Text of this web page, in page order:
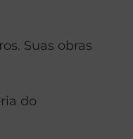
Suas obras
do